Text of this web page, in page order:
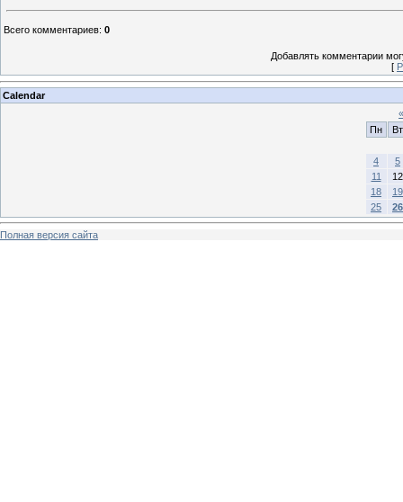
Всего комментариев: 0
Добавлять комментарии
[
Calendar
«
Пн
Вт
4
5
11
12
18
19
25
26
Полная версия сайта